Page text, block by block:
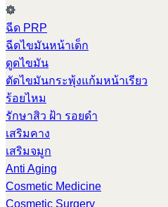
ฉีด PRP
ฉีดไขมันหน้าเด็ก
ดูดไขมัน
ตัดไขมันกระพุ้งแก้มหน้าเรียว
ร้อยไหม
รักษาสิว ฝ้า รอยดำ
เสริมคาง
เสริมจมูก
Anti Aging
Cosmetic Medicine
Cosmetic Surgery